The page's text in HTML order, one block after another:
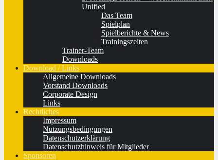
Unified
Das Team
Spielplan
Spielberichte & News
Trainingszeiten
Trainer-Team
Downloads
Download / Links
Allgemeine Downloads
Vorstand Downloads
Corporate Design
Links
Rechtliches
Impressum
Nutzungsbedingungen
Datenschutzerklärung
Datenschutzhinweis für Mitglieder
Sponsoren